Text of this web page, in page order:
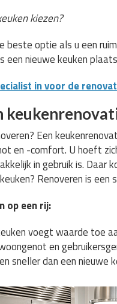
kiezen?
beste optie als u een
een nieuwe keuken
in voor de
Een
en -comfort. U hoeft
in gebruik is. Daar
Renoveren is een
op een rij:
voegt waarde toe
en
sneller dan een nieuwe